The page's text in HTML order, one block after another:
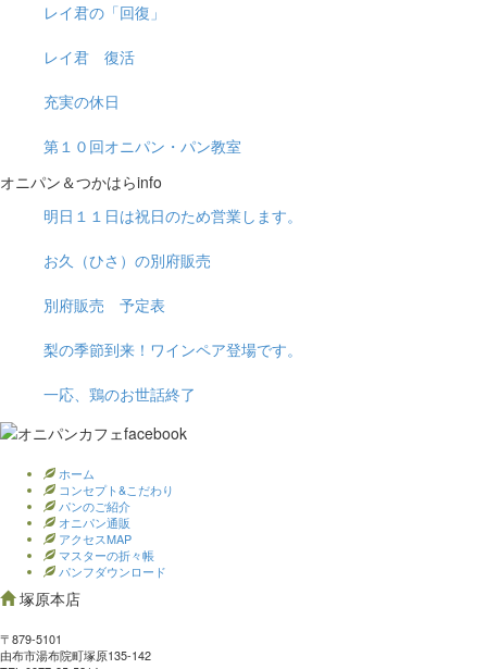
レイ君の「回復」
レイ君 復活
充実の休日
第１０回オニパン・パン教室
オニパン＆つかはらinfo
明日１１日は祝日のため営業します。
お久（ひさ）の別府販売
別府販売 予定表
梨の季節到来！ワインペア登場です。
一応、鶏のお世話終了
ホーム
コンセプト&こだわり
パンのご紹介
オニパン通販
アクセスMAP
マスターの折々帳
パンフダウンロード
塚原本店
〒879-5101
由布市湯布院町塚原135-142